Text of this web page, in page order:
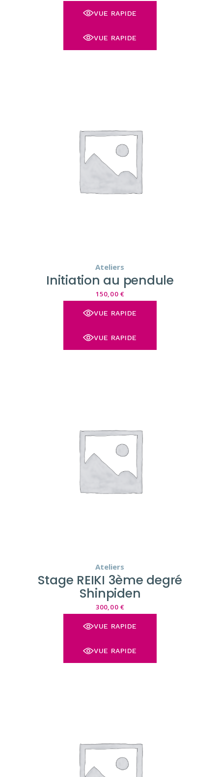
VUE RAPIDE
VUE RAPIDE
Ateliers
Initiation au pendule
150,00 €
VUE RAPIDE
VUE RAPIDE
Ateliers
Stage REIKI 3ème degré
Shinpiden
300,00 €
VUE RAPIDE
VUE RAPIDE